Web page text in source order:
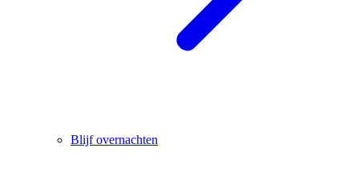
Blijf overnachten